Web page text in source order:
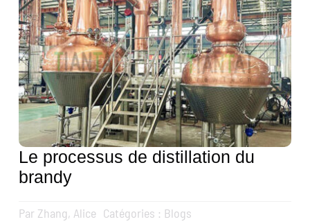
Blog
Obtenir un devis
Recherche
de
:
Français
Le processus de distillation du
brandy
Par Zhang, Alice Catégories : Blogs